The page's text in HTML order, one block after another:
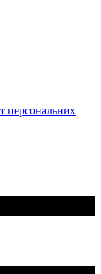
персональних